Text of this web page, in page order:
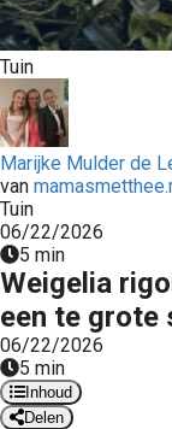
Tuin
Marijke Mulder de
van
Tuin
06/22/2026
5 min
Weigelia
een te grote
06/22/2026
5 min
Inhoud
Delen
de
Hierdoor
website-
van